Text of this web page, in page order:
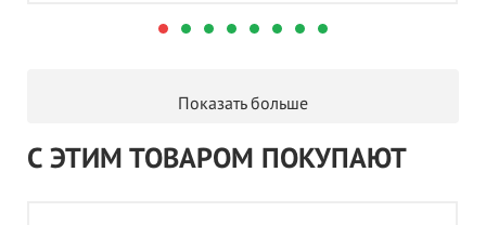
Показать больше
С ЭТИМ ТОВАРОМ ПОКУПАЮТ